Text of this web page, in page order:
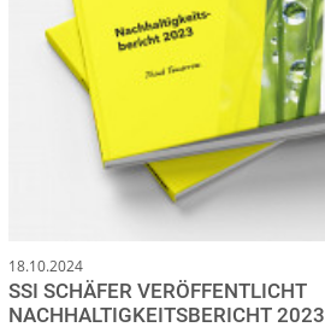
18.10.2024
SSI SCHÄFER VERÖFFENTLICHT
NACHHALTIGKEITSBERICHT 2023